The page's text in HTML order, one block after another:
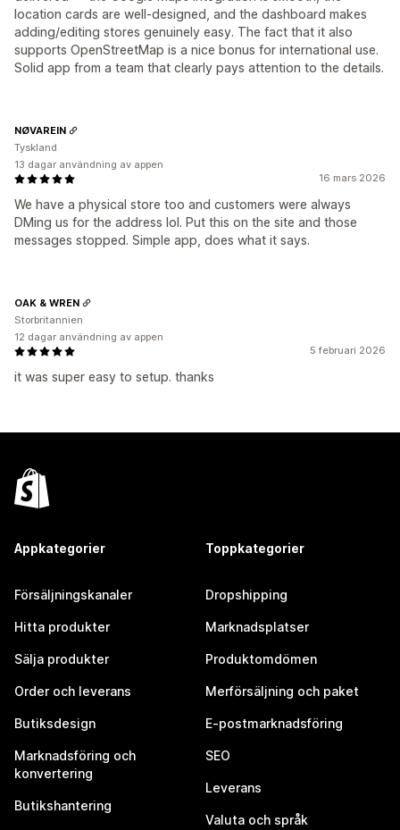
location cards are well-designed, and the dashboard makes
adding/editing stores genuinely easy. The fact that it also
supports OpenStreetMap is a nice bonus for international use.
Solid app from a team that clearly pays attention to the details.
16 mars 2026
We have a physical store too and customers were always
DMing us for the address lol. Put this on the site and those
messages stopped. Simple app, does what it says.
NØVAREIN
Tyskland
13 dagar användning av appen
5 februari 2026
it was super easy to setup. thanks
OAK & WREN
Storbritannien
12 dagar användning av appen
Appkategorier
Försäljningskanaler
Hitta produkter
Sälja produkter
Order och leverans
Butiksdesign
Marknadsföring och
konvertering
Butikshantering
Toppkategorier
Dropshipping
Marknadsplatser
Produktomdömen
Merförsäljning och paket
E-postmarknadsföring
SEO
Leverans
Valuta och språk